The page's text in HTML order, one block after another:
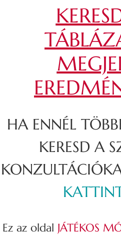
HA ENNÉL
KERESD A
Ez az oldal JÁTÉKOS